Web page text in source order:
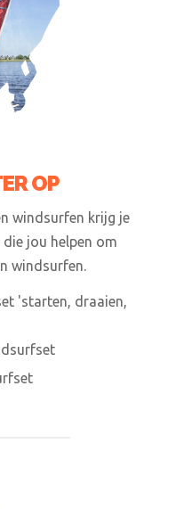
OP
windsurfen krijg je
jou helpen om
windsurfen.
'starten, draaien,